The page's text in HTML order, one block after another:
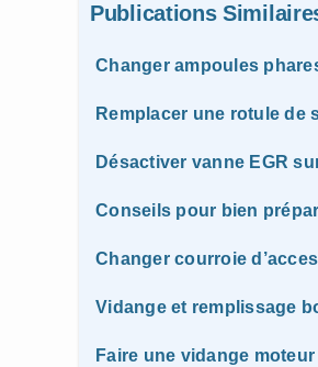
Publications
Changer ampoules
Remplacer une rotule de
Désactiver vanne EGR
Conseils pour bien
Changer courroie
Vidange et remplissage
Faire une vidange